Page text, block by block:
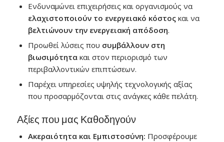
Ενδυναμώνει επιχειρήσεις και οργανισμούς να
ελαχιστοποιούν το ενεργειακό κόστοςκαι να
βελτιώνουν την ενεργειακή απόδοση.
Προωθεί λύσεις που συμβάλλουν στη
βιωσιμότητακαι στον περιορισμό των
περιβαλλοντικών επιπτώσεων.
Παρέχει υπηρεσίες υψηλής τεχνολογικής αξίας
που προσαρμόζονται στις ανάγκες κάθε πελάτη.
Αξίες που μας Καθοδηγούν
Ακεραιότητα και Εμπιστοσύνη: Προσφέρουμε